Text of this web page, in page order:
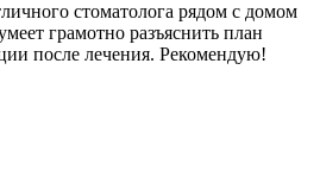
стоматолога рядом с домом
грамотно разъяснить план
после лечения. Рекомендую!